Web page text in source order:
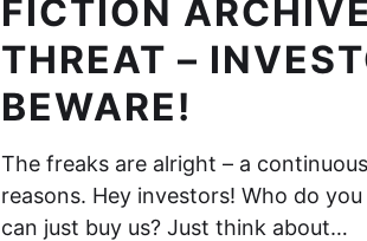
FICTION
THREAT –
BEWARE!
The freaks are alright – a
reasons. Hey investors! Who do
can just buy us? Just think about…